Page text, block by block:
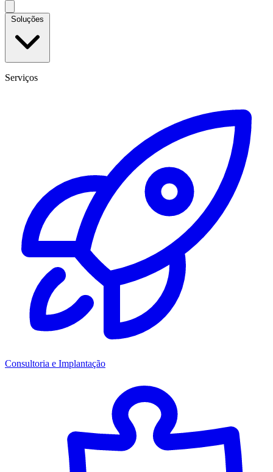
Soluções
Serviços
Consultoria e Implantação